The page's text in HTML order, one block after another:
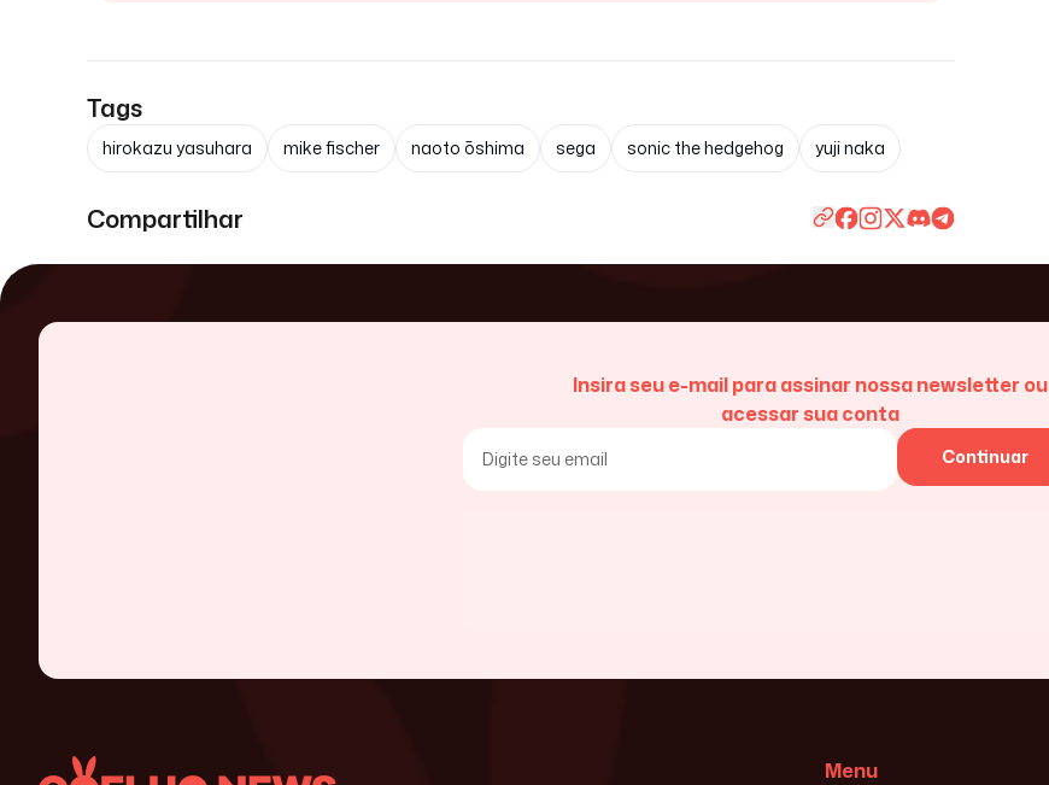
Tags
hirokazu yasuhara mike fischer naoto ōshima sega sonic the hedgehog yuji naka
Compartilhar
Insira seu e-mail para assinar nossa newsletter ou
acessar sua conta
Continuar
Menu